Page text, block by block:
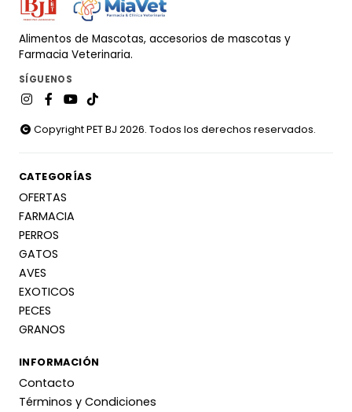
Alimentos de Mascotas, accesorios de mascotas y
Farmacia Veterinaria.
SÍGUENOS
Copyright PET BJ 2026. Todos los derechos reservados.
CATEGORÍAS
OFERTAS
FARMACIA
PERROS
GATOS
AVES
EXOTICOS
PECES
GRANOS
INFORMACIÓN
Contacto
Términos y Condiciones